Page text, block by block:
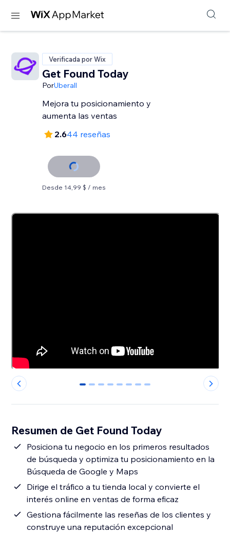
Verificada por Wix
Get Found Today
PorUberall
Mejora tu posicionamiento y
aumenta las ventas
2.644 reseñas
Desde 14,99 $ / mes
0 1 2 3 4 5 6 7
Resumen de Get Found Today
Posiciona tu negocio en los primeros resultados
de búsqueda y optimiza tu posicionamiento en la
Búsqueda de Google y Maps
Dirige el tráfico a tu tienda local y convierte el
interés online en ventas de forma eficaz
Gestiona fácilmente las reseñas de los clientes y
construye una reputación excepcional